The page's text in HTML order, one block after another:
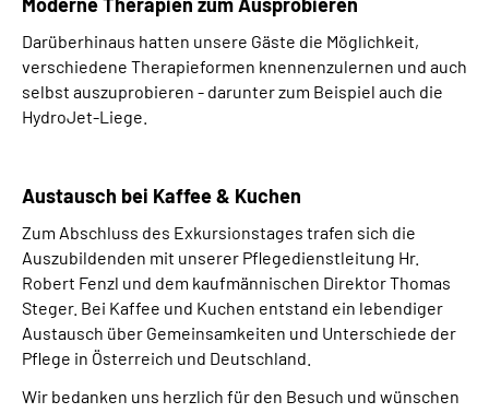
Darüberhinaus hatten unsere Gäste die Möglichkeit,
verschiedene Therapieformen knennenzulernen und auch
selbst auszuprobieren - darunter zum Beispiel auch die
HydroJet-Liege.
Austausch bei Kaffee & Kuchen
Zum Abschluss des Exkursionstages trafen sich die
Auszubildenden mit unserer Pflegedienstleitung Hr.
Robert Fenzl und dem kaufmännischen Direktor Thomas
Steger. Bei Kaffee und Kuchen entstand ein lebendiger
Austausch über Gemeinsamkeiten und Unterschiede der
Pflege in Österreich und Deutschland.
Wir bedanken uns herzlich für den Besuch und wünschen